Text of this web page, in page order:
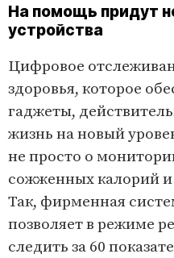
На помощь придут
устройства
Цифровое
здоровья, которое
гаджеты,
жизнь на новый
не просто о
сожженных калорий
Так, фирменная
позволяет в режиме
следить за 60